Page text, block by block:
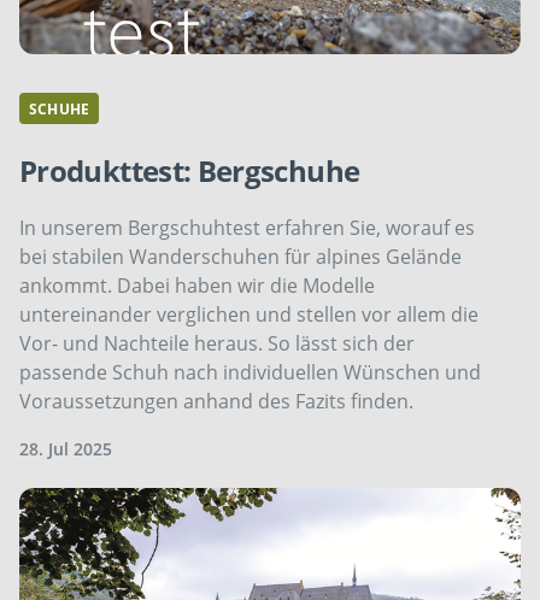
SCHUHE
Produkttest: Bergschuhe
In unserem Bergschuhtest erfahren Sie, worauf es
bei stabilen Wanderschuhen für alpines Gelände
ankommt. Dabei haben wir die Modelle
untereinander verglichen und stellen vor allem die
Vor- und Nachteile heraus. So lässt sich der
passende Schuh nach individuellen Wünschen und
Voraussetzungen anhand des Fazits finden.
28. Jul 2025